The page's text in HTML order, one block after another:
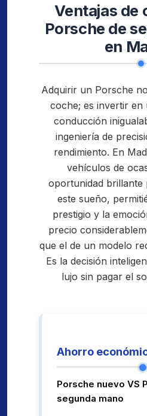
Ventajas de
Porsche de
en
Adquirir un Porsche
coche; es invertir en
conducción
ingeniería de
rendimiento. En
vehículos de
oportunidad brillante
este sueño,
prestigio y la
precio
que el de un modelo
Es la decisión
lujo sin pagar el
Ahorro
Porsche nuevo VS
segunda mano